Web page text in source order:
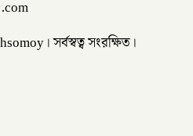
সর্বস্বত্ব সংরক্ষিত।